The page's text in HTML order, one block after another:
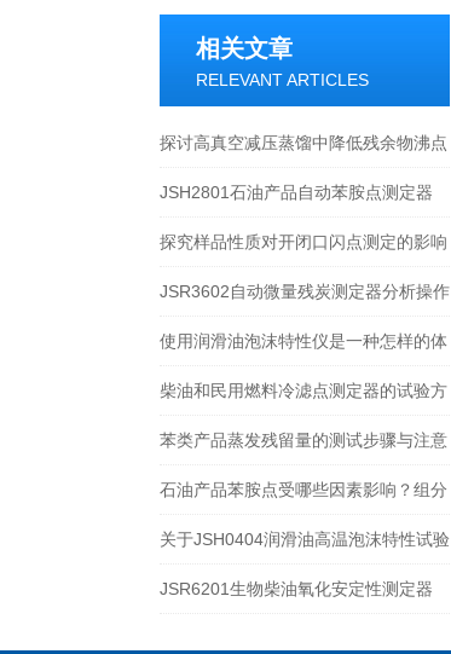
相关文章
RELEVANT ARTICLES
探讨高真空减压蒸馏中降低残余物沸点
提高分离效果的方法
JSH2801石油产品自动苯胺点测定器
探究样品性质对开闭口闪点测定的影响
JSR3602自动微量残炭测定器分析操作
指导书
使用润滑油泡沫特性仪是一种怎样的体
验？
柴油和民用燃料冷滤点测定器的试验方
法及特点
苯类产品蒸发残留量的测试步骤与注意
事项
石油产品苯胺点受哪些因素影响？组分
与工艺全解析
关于JSH0404润滑油高温泡沫特性试验
器的介绍
JSR6201生物柴油氧化安定性测定器